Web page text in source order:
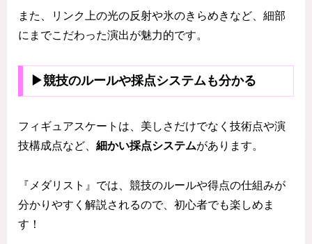
また、リンク上の光の反射や氷のきらめきなど、細部
にまでこだわった演出が魅力的です。
▶競技のルールや採点システムも分かる
フィギュアスケートは、美しさだけでなく技術点や演
技構成点など、 細かい採点システムがあります。
『メダリスト』では、競技のルールや得点の仕組みが
分かりやすく解説されるので、初心者でも楽しめま
す！